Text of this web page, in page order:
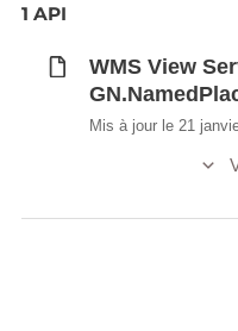
1 API
WMS View
Mis à jour le 21